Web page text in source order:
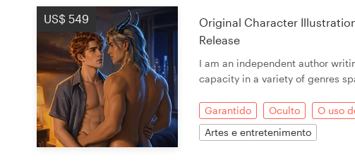
US$ 549
Original Character
Release
I am an independent author
capacity in a variety of genres
Garantido Oculto O uso
Artes e entretenimento